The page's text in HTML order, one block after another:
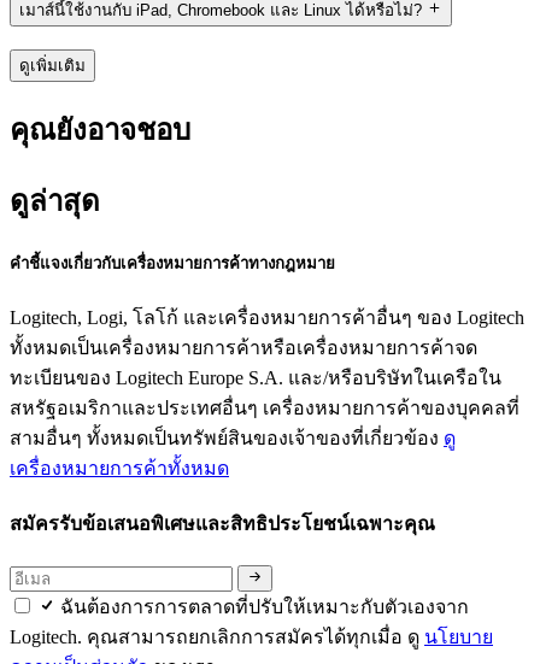
เมาส์นี้ใช้งานกับ iPad, Chromebook และ Linux ได้หรือไม่?
ดูเพิ่มเติม
คุณยังอาจชอบ
ดูล่าสุด
คำชี้แจงเกี่ยวกับเครื่องหมายการค้าทางกฎหมาย
Logitech, Logi, โลโก้ และเครื่องหมายการค้าอื่นๆ ของ Logitech
ทั้งหมดเป็นเครื่องหมายการค้าหรือเครื่องหมายการค้าจด
ทะเบียนของ Logitech Europe S.A. และ/หรือบริษัทในเครือใน
สหรัฐอเมริกาและประเทศอื่นๆ เครื่องหมายการค้าของบุคคลที่
สามอื่นๆ ทั้งหมดเป็นทรัพย์สินของเจ้าของที่เกี่ยวข้อง ดู
เครื่องหมายการค้าทั้งหมด
สมัครรับข้อเสนอพิเศษและสิทธิประโยชน์เฉพาะคุณ
ฉันต้องการการตลาดที่ปรับให้เหมาะกับตัวเองจาก
Logitech. คุณสามารถยกเลิกการสมัครได้ทุกเมื่อ ดู นโยบาย